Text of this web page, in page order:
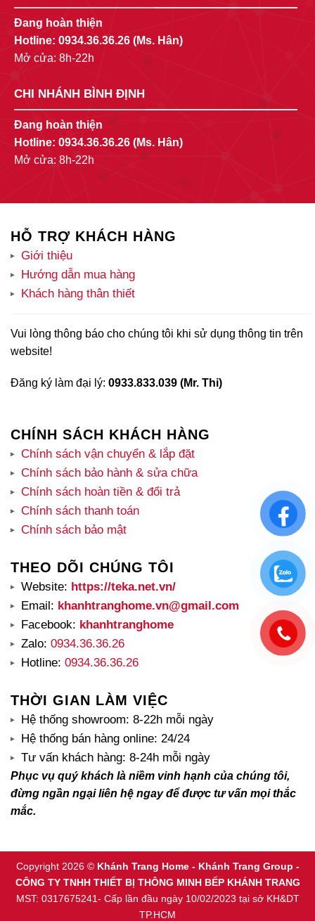
Đang hoàn thiện
Hotline: 0934.36.36.26 (Ms. Hân)
Mở cửa: 8h-22h
CHI NHÁNH BÌNH ĐỊNH
Đang hoàn thiện
Hotline: 0934.36.36.26 (Ms. Hân)
Mở cửa: 8h-22h
HỖ TRỢ KHÁCH HÀNG
Giới thiệu
Hướng dẫn mua hàng
Khách hàng thân thiết
Vui lòng thông báo cho chúng tôi khi sử dụng thông tin trên
website!
Đăng ký làm đại lý: 0933.833.039 (Mr. Thi)
CHÍNH SÁCH KHÁCH HÀNG
Chính sách vận chuyển & lắp đặt
Chính sách bảo hành & sửa chữa
Chính sách hoàn tiền & đổi trả
Chính sách thanh toán
Chính sách bảo mật
THEO DÕI CHÚNG TÔI
Website: https://teka.net.vn/
Email: khanhtranghome.vn@gmail.com
Facebook: khanhtranghome
Zalo: 0934.36.36.26
Hotline: 0934.36.36.26
THỜI GIAN LÀM VIỆC
Hệ thống showroom: 8-22h mỗi ngày
Hệ thống bán hàng online: 24/24
Tư vấn khách hàng: 8-24h mỗi ngày
Phục vụ quý khách là niềm vinh hạnh của chúng tôi,
đừng ngần ngại liên hệ ngay để được tư vấn mọi thắc
mắc.
Copyright 2026 © Khánh Trang Home - Khánh Trang Group -
CÔNG TY TNHH THIẾT BỊ THÔNG MINH BẾP KHÁNH TRANG
MST: 0317675241- Cấp lần đầu ngày 10/02/2023 tại sở KH&DT
TP.HCM